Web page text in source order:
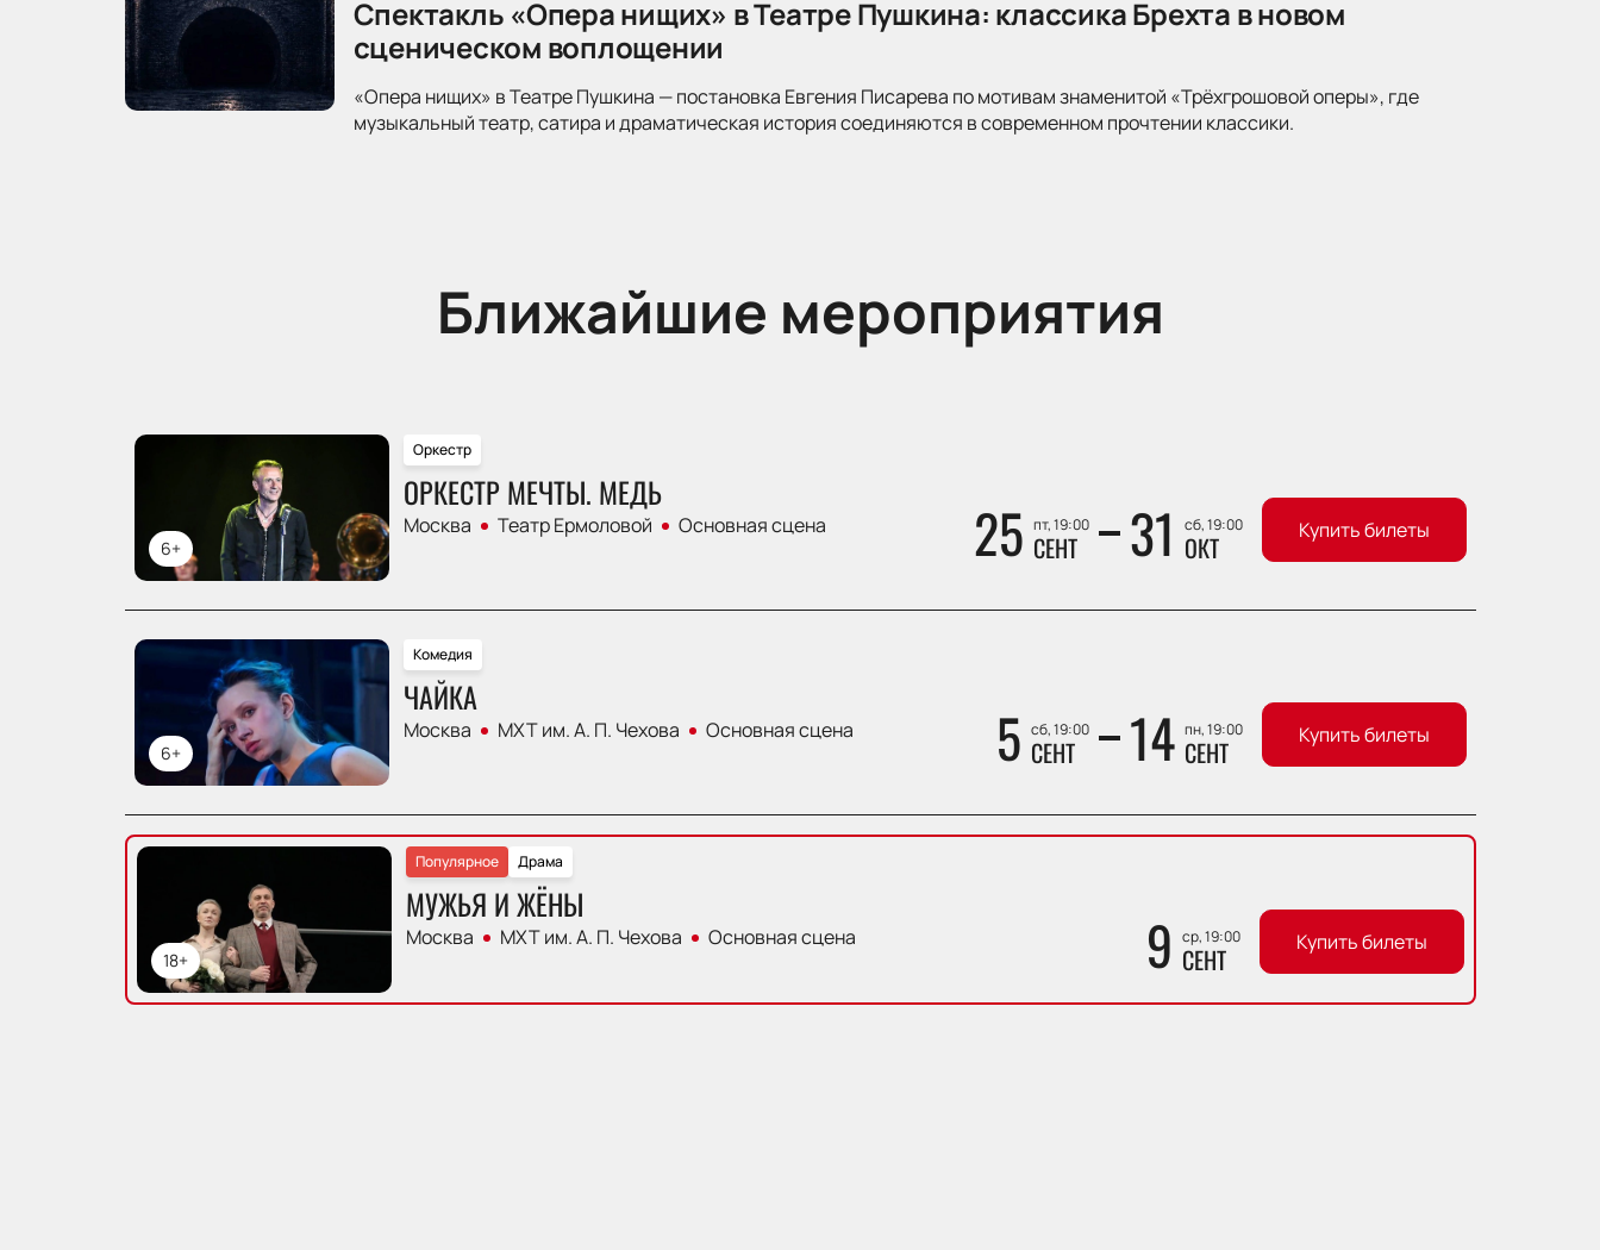
Спектакль «Опера нищих» в Театре Пушкина: классика Брехта в новом
сценическом воплощении
«Опера нищих» в Театре Пушкина — постановка Евгения Писарева по мотивам знаменитой «Трёхгрошовой оперы», где
музыкальный театр, сатира и драматическая история соединяются в современном прочтении классики.
Ближайшие мероприятия
6+
Оркестр
ОРКЕСТР МЕЧТЫ. МЕДЬ
Москва Театр Ермоловой Основная сцена 25 пт, 19:00
СЕНТ 31 сб, 19:00
ОКТ Купить билеты
6+
Комедия
ЧАЙКА
Москва МХТ им. А. П. Чехова Основная сцена 5 сб, 19:00
СЕНТ 14 пн, 19:00
СЕНТ Купить билеты
18+
Драма
Популярное
МУЖЬЯ И ЖЁНЫ
Москва МХТ им. А. П. Чехова Основная сцена 9 ср, 19:00
СЕНТ Купить билеты